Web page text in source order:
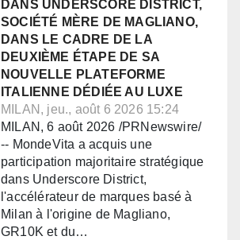
DANS UNDERSCORE DISTRICT,
SOCIÉTÉ MÈRE DE MAGLIANO,
DANS LE CADRE DE LA
DEUXIÈME ÉTAPE DE SA
NOUVELLE PLATEFORME
ITALIENNE DÉDIÉE AU LUXE
MILAN, jeu., août 6 2026 15:24
MILAN, 6 août 2026 /PRNewswire/
-- MondeVita a acquis une
participation majoritaire stratégique
dans Underscore District,
l'accélérateur de marques basé à
Milan à l'origine de Magliano,
GR10K et du…